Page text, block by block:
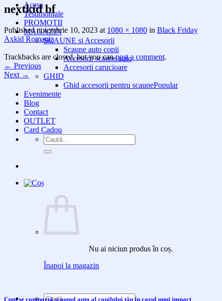
Acasa
Testimoniale
PROMOTII
MAGAZIN
SCAUNE si Accesorii
Scaune auto copii
Accesorii scaune auto
Accesorii carucioare
GHID
Ghid accesorii pentru scaune
Evenimente
Blog
Contact
OUTLET
Card Cadou
Caută
după:
Nu ai niciun produs în coș.
Înapoi la magazin
Caută
nextkid bf
Publishednoiembrie 10, 2023 at 1080 × 1080 in Black Friday
Axkid Romania
Trackbacks are closed, but you canpost a comment.
← Previous
Next →
Cum se comportă scaunul auto al copilului tău în cazul unui impact